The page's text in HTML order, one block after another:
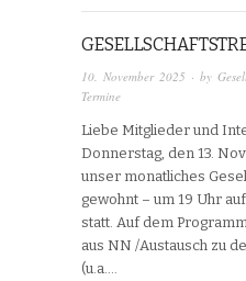
10. November 2025 · by
Termine
Liebe Mitglieder und
Donnerstag, den 13.
unser monatliches
gewohnt – um 19 Uhr
statt. Auf dem
aus NN /Austausch zu
(u.a….